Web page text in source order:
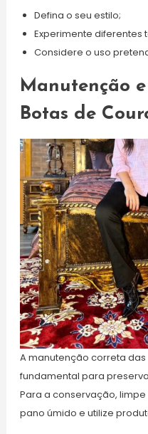
Defina o seu estilo;
Experimente diferentes
Considere o uso
Manutenção
Botas de
A manutenção correta
fundamental para
Para a conservação,
pano úmido e utilize